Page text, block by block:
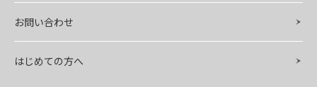
お問い合わせ
はじめての方へ